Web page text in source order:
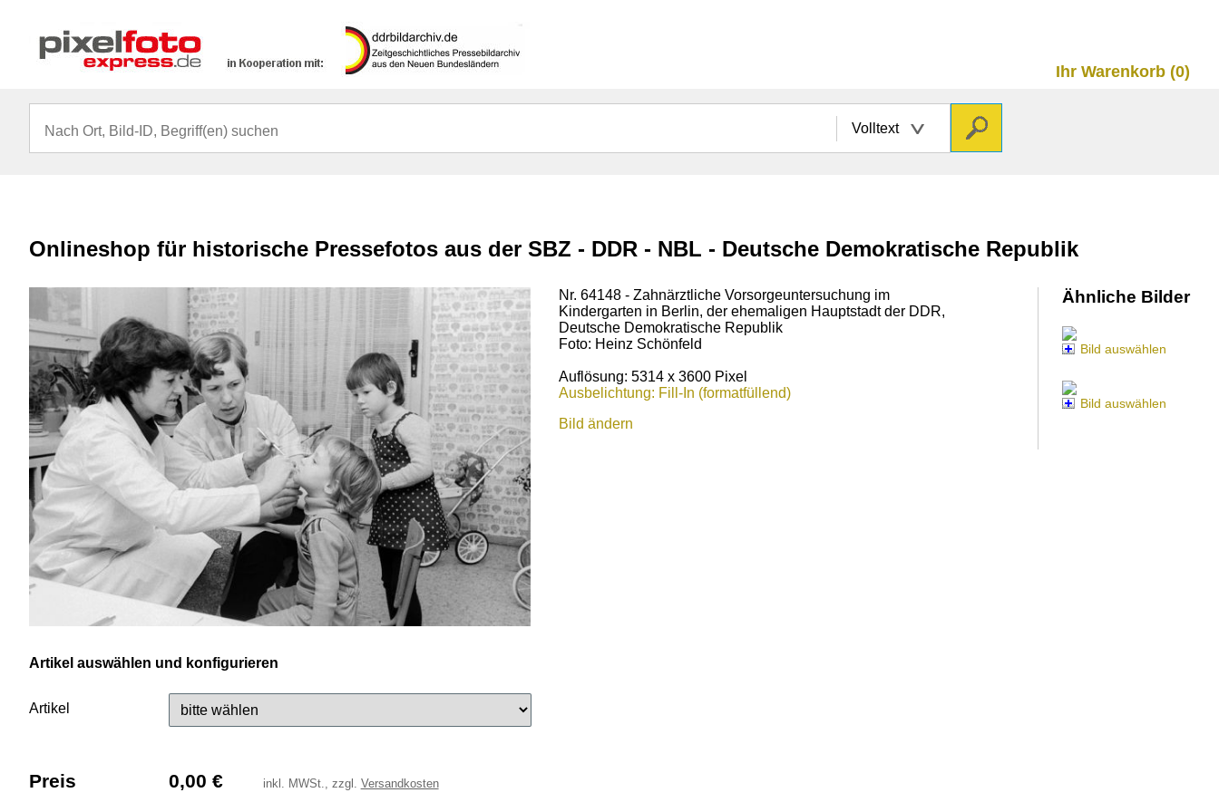
Ihr Warenkorb (0)
Volltext
Onlineshop für historische Pressefotos aus der SBZ - DDR - NBL - Deutsche Demokratische Republik
Nr. 64148 - Zahnärztliche Vorsorgeuntersuchung im
Kindergarten in Berlin, der ehemaligen Hauptstadt der DDR,
Deutsche Demokratische Republik
Foto: Heinz Schönfeld
Auflösung: 5314 x 3600 Pixel
Ausbelichtung: Fill-In (formatfüllend)
Bild ändern
Artikel auswählen und konfigurieren
Artikel
Preis 0,00 € inkl. MWSt., zzgl. Versandkosten
Ähnliche Bilder
Bild auswählen
Bild auswählen